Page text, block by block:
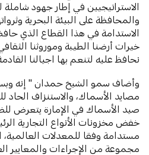
الاستراتيجيين في إطار جهود
والمحافظة على البيئة البحرية
الاستدامة في هذا القطاع الذي
خيرات أرضنا الطيبة وموروثنا
نحافظ عليه لتنعم بها اجيالنا
وأضاف سمو الشيخ حمدان " إنه
مصايد الأسماك، والاستنزاف الحاد
صيد الأسماك في الإمارة يتعرض
خفض مخزونات الأنواع التجارية
مستدامة وفقا للمعدلات العالمية،
مجموعة من الإجراءات والمعايير